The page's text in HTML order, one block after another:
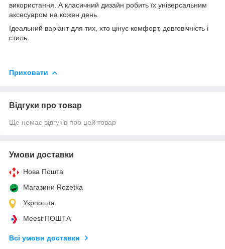
використання. А класичний дизайн робить їх універсальним
аксесуаром на кожен день.
Ідеальний варіант для тих, хто цінує комфорт, довговічність і
стиль.
Приховати
Відгуки про товар
Ще немає відгуків про цей товар
Умови доставки
Нова Пошта
Магазини Rozetka
Укрпошта
Meest ПОШТА
Всі умови доставки